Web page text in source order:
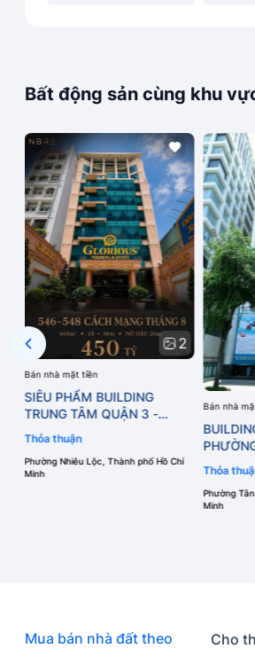
Bất động sản cùng khu
2
Bán nhà mặt tiền
SIÊU PHẨM BUILDING
TRUNG TÂM QUẬN 3 -
PHƯỜNG NHIÊU LỘC - TP.
HCM
Thỏa thuận
Phường Nhiêu Lộc, Thành phố Hồ Chí
Minh
Bán nhà
TP.HCM DÒNG TIỀN CHO
THUÊ
Thỏa
Phường
Minh
Mua bán nhà đất theo
Cho